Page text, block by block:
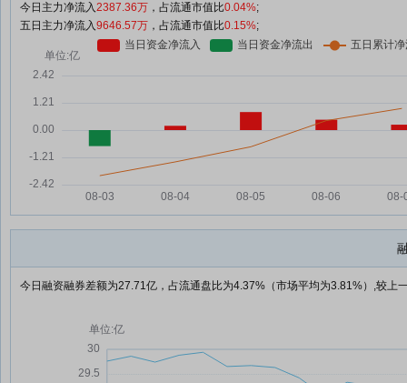
今日主力净流入2387.36万 ，占流通市值比0.04%;
五日主力净流入9646.57万 ，占流通市值比0.15%;
今日融资融券差额为27.71亿，占流通盘比为4.37%（市场平均为3.81%）,较上